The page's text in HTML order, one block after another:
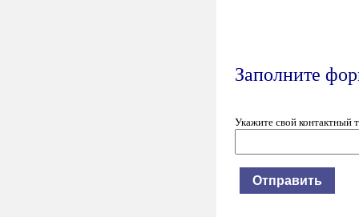
Заполните
Укажите свой контактный